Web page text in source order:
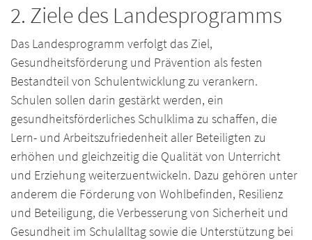
2. Ziele des Landesprogramms
Das Landesprogramm verfolgt das Ziel,
Gesundheitsförderung und Prävention als festen
Bestandteil von Schulentwicklung zu verankern.
Schulen sollen darin gestärkt werden, ein
gesundheitsförderliches Schulklima zu schaffen, die
Lern- und Arbeitszufriedenheit aller Beteiligten zu
erhöhen und gleichzeitig die Qualität von Unterricht
und Erziehung weiterzuentwickeln. Dazu gehören unter
anderem die Förderung von Wohlbefinden, Resilienz
und Beteiligung, die Verbesserung von Sicherheit und
Gesundheit im Schulalltag sowie die Unterstützung bei